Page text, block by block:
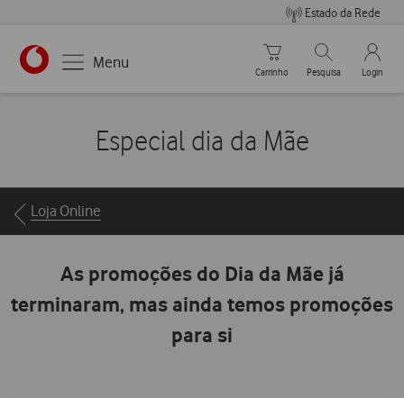
Estado da Rede
https://www.vodafone.pt
Menu
Carrinho de compras
Carrinho
Pesquisar
Pesquisa
My
Login
Especial dia da Mãe
Breadcrumbs
Loja Online
As promoções do Dia da Mãe já
terminaram, mas ainda temos promoções
para si